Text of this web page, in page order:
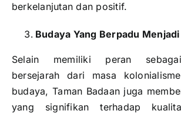
berkelanjutan dan positif.
Budaya Yang Berpadu Menjadi
Selain memiliki peran
bersejarah dari masa
budaya, Taman Badaan juga
yang signifikan terhadap